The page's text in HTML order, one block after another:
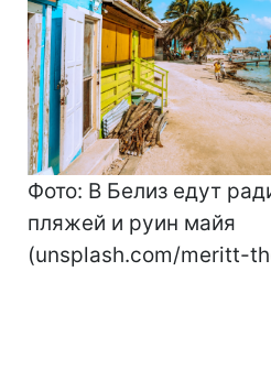
Фото: В Белиз едут
пляжей и руин майя
(unsplash.com/meritt-